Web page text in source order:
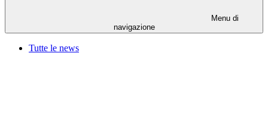
Menu di
navigazione
Tutte le news